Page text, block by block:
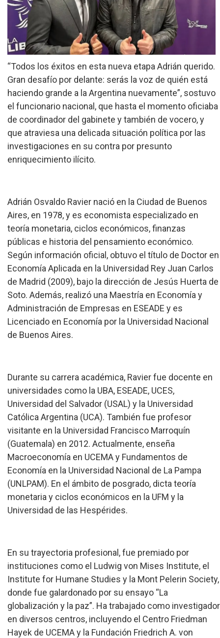
»
Economía
Espectáculos
»
Internacionales
»
Judiciales
»
Política
“Todos los éxitos en esta nueva etapa Adrián querido.
Gran desafío por delante: serás la voz de quién está
haciendo grande a la Argentina nuevamente”, sostuvo
el funcionario nacional, que hasta el momento oficiaba
de coordinador del gabinete y también de vocero, y
que atraviesa una delicada situación política por las
investigaciones en su contra por presunto
enriquecimiento ilícito.
Adrián Osvaldo Ravier nació en la Ciudad de Buenos
Aires, en 1978, y es economista especializado en
teoría monetaria, ciclos económicos, finanzas
públicas e historia del pensamiento económico.
Según información oficial, obtuvo el título de Doctor en
Economía Aplicada en la Universidad Rey Juan Carlos
de Madrid (2009), bajo la dirección de Jesús Huerta de
Soto. Además, realizó una Maestría en Economía y
Administración de Empresas en ESEADE y es
Licenciado en Economía por la Universidad Nacional
de Buenos Aires.
Durante su carrera académica, Ravier fue docente en
universidades como la UBA, ESEADE, UCES,
Universidad del Salvador (USAL) y la Universidad
Católica Argentina (UCA). También fue profesor
visitante en la Universidad Francisco Marroquín
(Guatemala) en 2012. Actualmente, enseña
Macroeconomía en UCEMA y Fundamentos de
Economía en la Universidad Nacional de La Pampa
(UNLPAM). En el ámbito de posgrado, dicta teoría
monetaria y ciclos económicos en la UFM y la
Universidad de las Hespérides.
En su trayectoria profesional, fue premiado por
instituciones como el Ludwig von Mises Institute, el
Institute for Humane Studies y la Mont Pelerin Society,
donde fue galardonado por su ensayo “La
globalización y la paz”. Ha trabajado como investigador
en diversos centros, incluyendo el Centro Friedman
Hayek de UCEMA y la Fundación Friedrich A. von